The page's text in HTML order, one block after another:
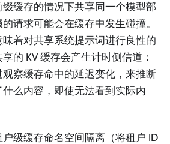
缓存的情况下共享同一个模型部
请求可能会在缓存中发生碰撞。
着对共享系统提示词进行良性的
的 KV 缓存会产生计时侧信道：
察缓存命中的延迟变化，来推断
么内容，即使无法看到实际内
级缓存命名空间隔离（将租户 ID